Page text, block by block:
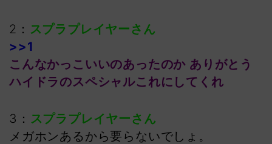
2： スプラプレイヤーさん
>>1
こんなかっこいいのあったのか ありがとう
ハイドラのスペシャルこれにしてくれ
3： スプラプレイヤーさん
メガホンあるから要らないでしょ。